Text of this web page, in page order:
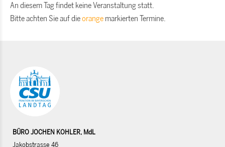
An diesem Tag findet keine Veranstaltung statt.
Bitte achten Sie auf dieorange markierten Termine.
BÜRO JOCHEN KOHLER, MdL
Jakobstrasse 46